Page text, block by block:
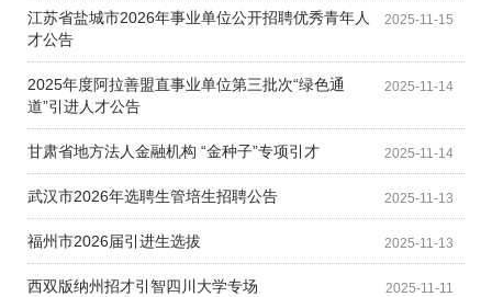
2025-11-15
江苏省盐城市2026年事业单位公开招聘优秀青年人
才公告
2025-11-14
2025年度阿拉善盟直事业单位第三批次“绿色通
道”引进人才公告
2025-11-14
甘肃省地方法人金融机构 “金种子”专项引才
2025-11-13
武汉市2026年选聘生管培生招聘公告
2025-11-13
福州市2026届引进生选拔
2025-11-11
西双版纳州招才引智四川大学专场